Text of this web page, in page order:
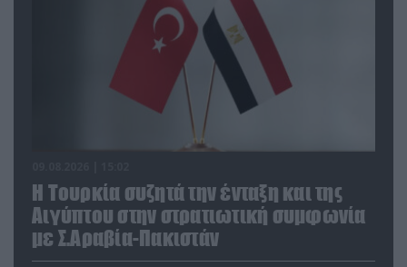
Η Τουρκία συζητά την ένταξη και της
Αιγύπτου στην στρατιωτική συμφωνία
με Σ.Αραβία-Πακιστάν